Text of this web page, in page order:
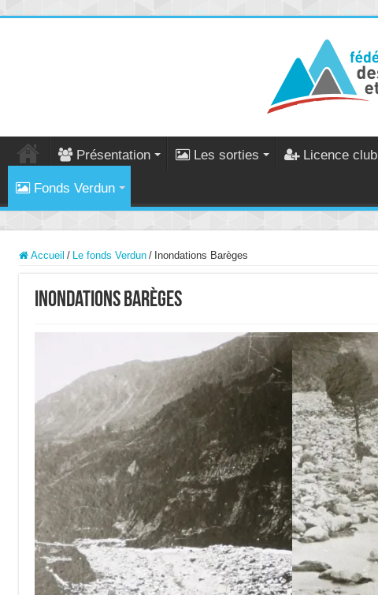
Présentation Les sorties Licence club
Fonds Verdun
Accueil / Le fonds Verdun / Inondations Barèges
Inondations Barèges